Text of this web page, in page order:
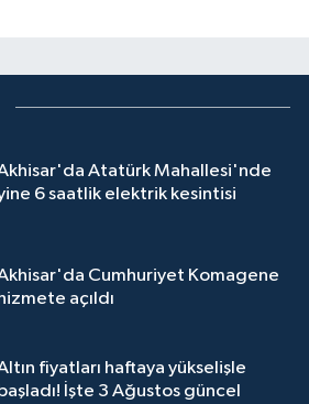
Atatürk Mahallesi'nde
6 saatlik elektrik kesintisi
Cumhuriyet Komagene
hizmete açıldı
fiyatları haftaya yükselişle
başladı! İşte 3 Ağustos güncel